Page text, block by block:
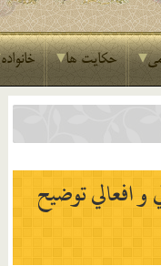
حکایت ها خانواده
و افعالي توضيح